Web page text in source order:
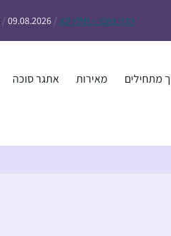
הדף היומי – חולין קא /
09.08.2026
/
מתחילים מאירות אתגר סוכה